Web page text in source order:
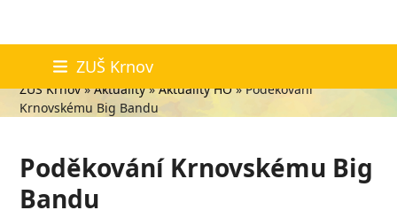
content
ZUŠ Krnov
Aktuality
ZUŠ Krnov»Aktuality»Aktuality HO»Poděkování
Krnovskému Big Bandu
Poděkování Krnovskému Big
Bandu